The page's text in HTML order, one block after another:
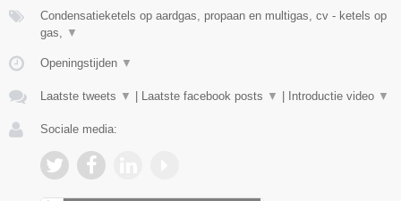
Condensatieketels op aardgas, propaan en multigas, cv - ketels op
gas, ▼
Openingstijden ▼
Laatste tweets ▼ Laatste facebook posts ▼ Introductie video ▼
Sociale media: